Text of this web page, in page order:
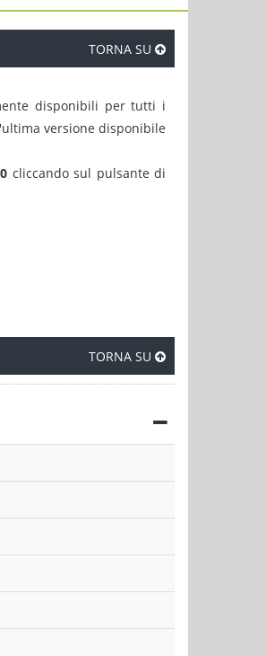
TORNA SU
disponibili per tutti i
versione disponibile
cliccando sul pulsante di
TORNA SU